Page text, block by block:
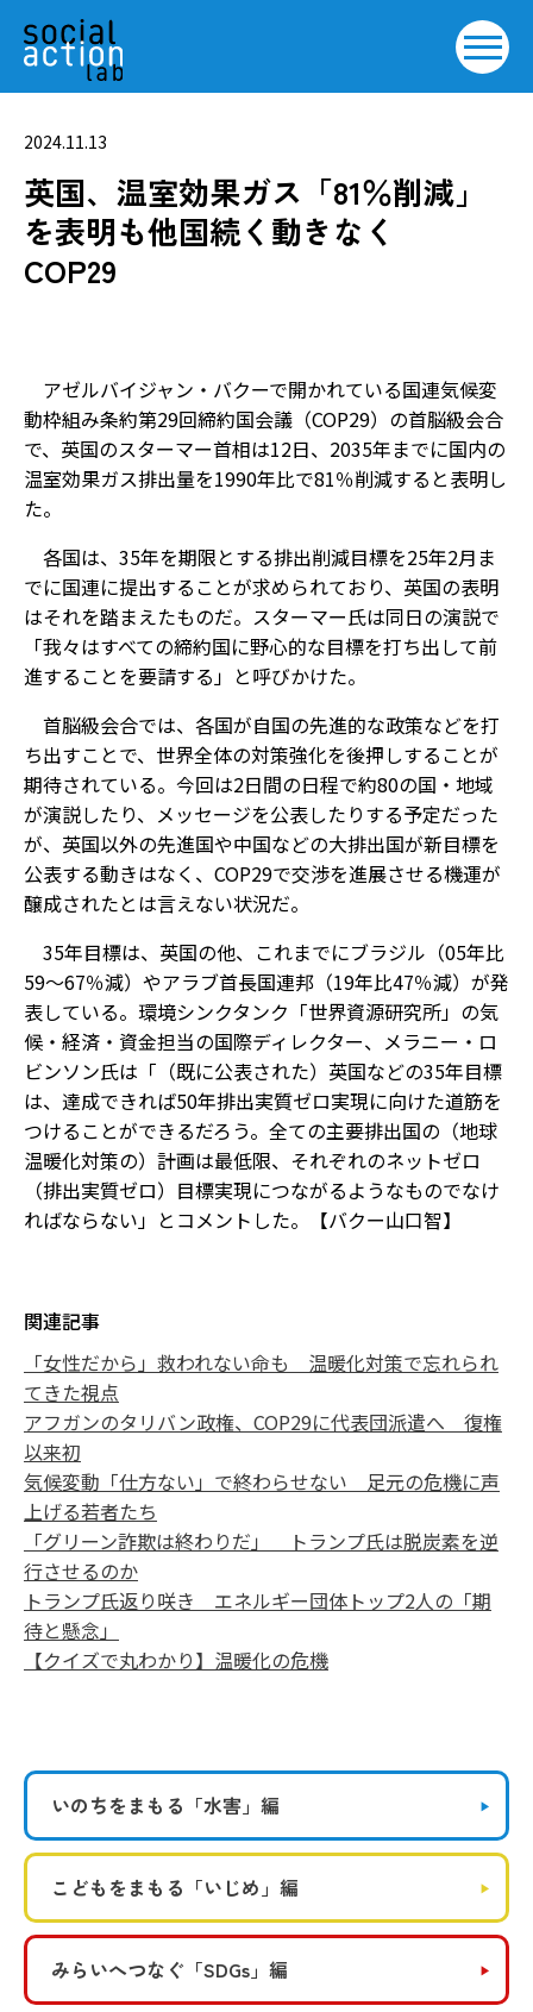
2024.11.13
英国、温室効果ガス「81％削減」
を表明も他国続く動きなく
COP29
アゼルバイジャン・バクーで開かれている国連気候変
動枠組み条約第29回締約国会議（COP29）の首脳級会合
で、英国のスターマー首相は12日、2035年までに国内の
温室効果ガス排出量を1990年比で81％削減すると表明し
た。
各国は、35年を期限とする排出削減目標を25年2月ま
でに国連に提出することが求められており、英国の表明
はそれを踏まえたものだ。スターマー氏は同日の演説で
「我々はすべての締約国に野心的な目標を打ち出して前
進することを要請する」と呼びかけた。
首脳級会合では、各国が自国の先進的な政策などを打
ち出すことで、世界全体の対策強化を後押しすることが
期待されている。今回は2日間の日程で約80の国・地域
が演説したり、メッセージを公表したりする予定だった
が、英国以外の先進国や中国などの大排出国が新目標を
公表する動きはなく、COP29で交渉を進展させる機運が
醸成されたとは言えない状況だ。
35年目標は、英国の他、これまでにブラジル（05年比
59～67％減）やアラブ首長国連邦（19年比47％減）が発
表している。環境シンクタンク「世界資源研究所」の気
候・経済・資金担当の国際ディレクター、メラニー・ロ
ビンソン氏は「（既に公表された）英国などの35年目標
は、達成できれば50年排出実質ゼロ実現に向けた道筋を
つけることができるだろう。全ての主要排出国の（地球
温暖化対策の）計画は最低限、それぞれのネットゼロ
（排出実質ゼロ）目標実現につながるようなものでなけ
ればならない」とコメントした。【バクー山口智】
関連記事
「女性だから」救われない命も 温暖化対策で忘れられ
てきた視点
アフガンのタリバン政権、COP29に代表団派遣へ 復権
以来初
気候変動「仕方ない」で終わらせない 足元の危機に声
上げる若者たち
「グリーン詐欺は終わりだ」 トランプ氏は脱炭素を逆
行させるのか
トランプ氏返り咲き エネルギー団体トップ2人の「期
待と懸念」
【クイズで丸わかり】温暖化の危機
いのちをまもる 「水害」編
こどもをまもる 「いじめ」編
みらいへつなぐ 「SDGs」編